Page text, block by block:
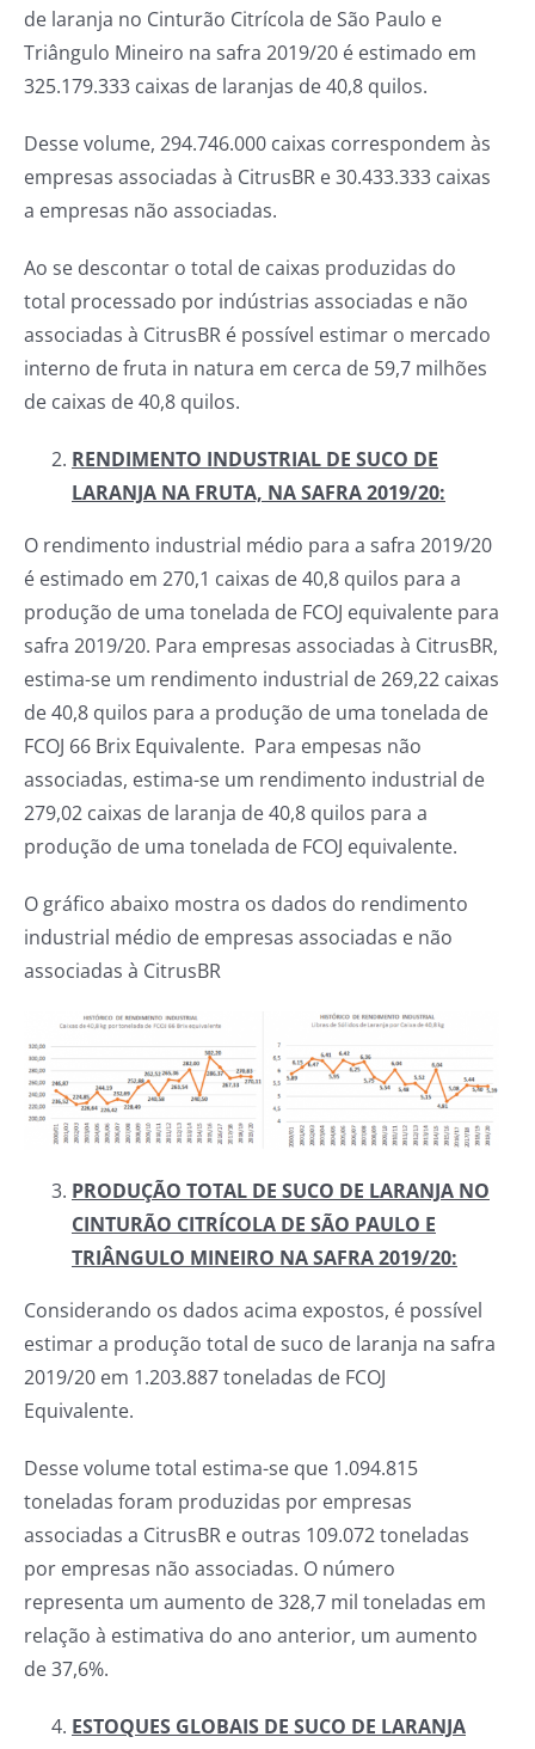
de laranja no Cinturão Citrícola de São Paulo e
Triângulo Mineiro na safra 2019/20 é estimado em
325.179.333 caixas de laranjas de 40,8 quilos.
Desse volume, 294.746.000 caixas correspondem às
empresas associadas à CitrusBR e 30.433.333 caixas
a empresas não associadas.
Ao se descontar o total de caixas produzidas do
total processado por indústrias associadas e não
associadas à CitrusBR é possível estimar o mercado
interno de fruta in natura em cerca de 59,7 milhões
de caixas de 40,8 quilos.
RENDIMENTO INDUSTRIAL DE SUCO DE
LARANJA NA FRUTA, NA SAFRA 2019/20:
O rendimento industrial médio para a safra 2019/20
é estimado em 270,1 caixas de 40,8 quilos para a
produção de uma tonelada de FCOJ equivalente para
safra 2019/20. Para empresas associadas à CitrusBR,
estima-se um rendimento industrial de 269,22 caixas
de 40,8 quilos para a produção de uma tonelada de
FCOJ 66 Brix Equivalente. Para empesas não
associadas, estima-se um rendimento industrial de
279,02 caixas de laranja de 40,8 quilos para a
produção de uma tonelada de FCOJ equivalente.
O gráfico abaixo mostra os dados do rendimento
industrial médio de empresas associadas e não
associadas à CitrusBR
PRODUÇÃO TOTAL DE SUCO DE LARANJA NO
CINTURÃO CITRÍCOLA DE SÃO PAULO E
TRIÂNGULO MINEIRO NA SAFRA 2019/20:
Considerando os dados acima expostos, é possível
estimar a produção total de suco de laranja na safra
2019/20 em 1.203.887 toneladas de FCOJ
Equivalente.
Desse volume total estima-se que 1.094.815
toneladas foram produzidas por empresas
associadas a CitrusBR e outras 109.072 toneladas
por empresas não associadas. O número
representa um aumento de 328,7 mil toneladas em
relação à estimativa do ano anterior, um aumento
de 37,6%.
ESTOQUES GLOBAIS DE SUCO DE LARANJA